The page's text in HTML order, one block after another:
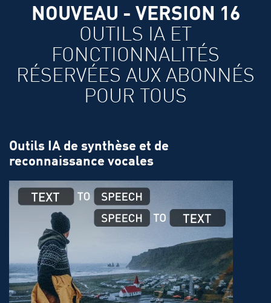
NOUVEAU - VERSION 16
OUTILS IA ET
FONCTIONNALITÉS
RÉSERVÉES AUX ABONNÉS
POUR TOUS
Outils IA de synthèse et de
reconnaissance vocales